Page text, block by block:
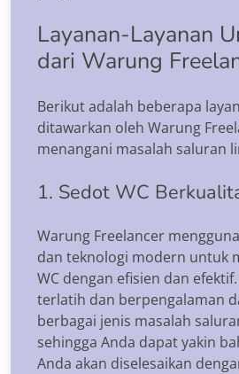
Layanan-Layanan
dari Warung
Berikut adalah beberapa
ditawarkan oleh Warung
menangani masalah saluran
1. Sedot WC
Warung Freelancer
dan teknologi modern untuk
WC dengan efisien dan
terlatih dan berpengalaman
berbagai jenis masalah
sehingga Anda dapat yakin
Anda akan diselesaikan